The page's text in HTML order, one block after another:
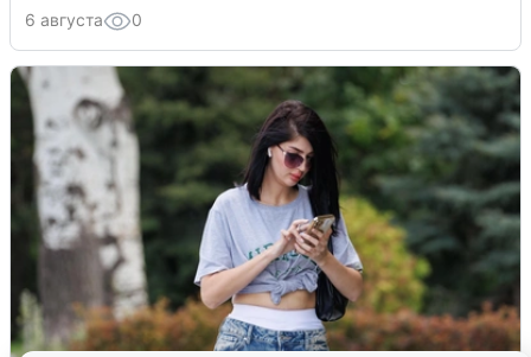
6 августа 0